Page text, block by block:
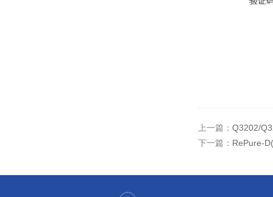
上一篇： Q3202/
下一篇： RePure-